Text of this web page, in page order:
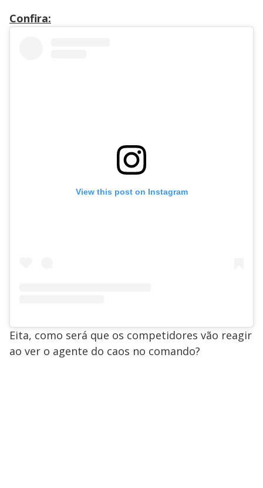
Confira:
View this post on Instagram
Eita, como será que os competidores vão reagir
ao ver o agente do caos no comando?